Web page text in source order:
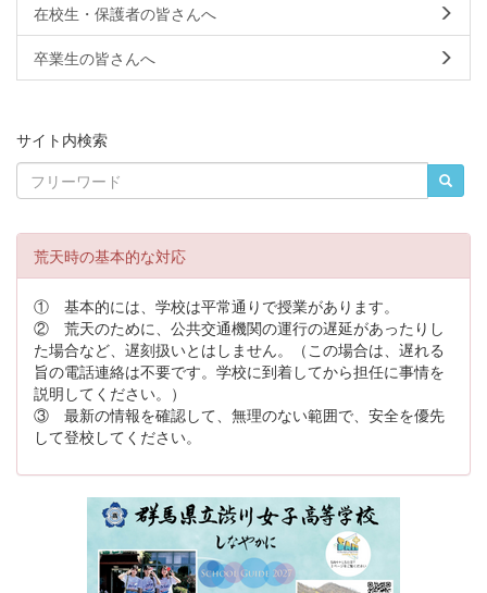
在校生・保護者の皆さんへ
卒業生の皆さんへ
サイト内検索
荒天時の基本的な対応
① 基本的には、学校は平常通りで授業があります。
② 荒天のために、公共交通機関の運行の遅延があったりし
た場合など、遅刻扱いとはしません。（この場合は、遅れる
旨の電話連絡は不要です。学校に到着してから担任に事情を
説明してください。）
③ 最新の情報を確認して、無理のない範囲で、安全を優先
して登校してください。